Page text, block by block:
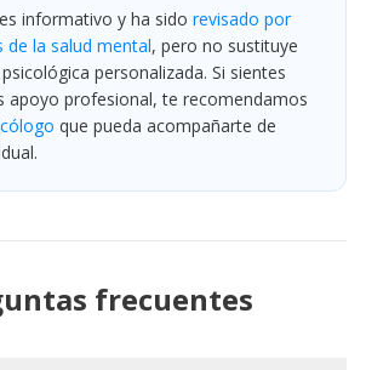
informativo y ha sido revisado por
de la salud mental, pero no sustituye
personalizada. Si sientes
apoyo profesional, te recomendamos
que pueda acompañarte de
frecuentes